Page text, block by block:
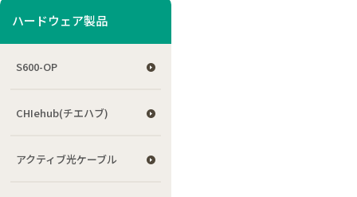
ハードウェア製品
S600-OP
CHIehub(チエハブ)
アクティブ光ケーブル